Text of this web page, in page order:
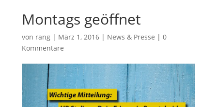
Montags geöffnet
von rang| März 1, 2016| News & Presse | 0
Kommentare